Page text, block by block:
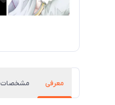
معرفی مشخصات